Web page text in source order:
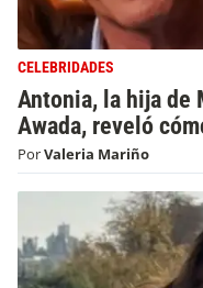
CELEBRIDADES
Antonia, la hija de
Awada, reveló
PorValeria Mariño